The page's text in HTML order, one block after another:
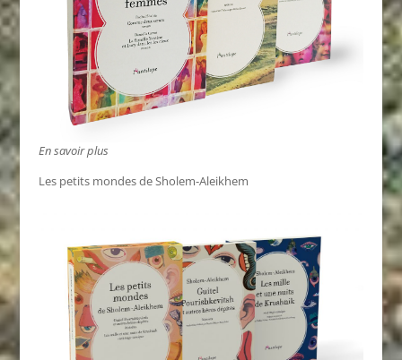
En savoir plus
Les petits mondes de Sholem-Aleikhem